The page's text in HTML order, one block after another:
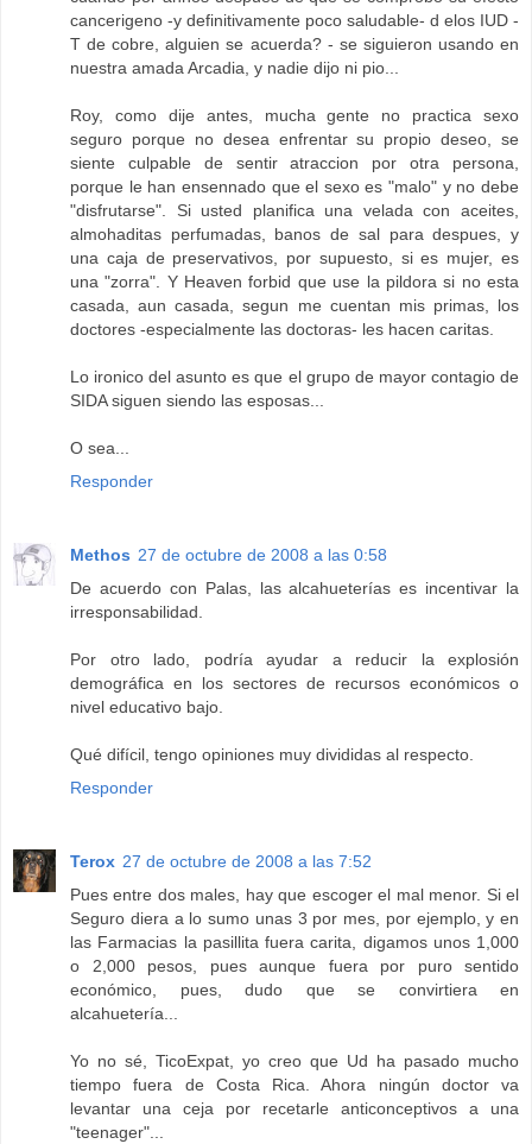
cancerigeno -y definitivamente poco saludable- d elos IUD -
T de cobre, alguien se acuerda? - se siguieron usando en
nuestra amada Arcadia, y nadie dijo ni pio...
Roy, como dije antes, mucha gente no practica sexo
seguro porque no desea enfrentar su propio deseo, se
siente culpable de sentir atraccion por otra persona,
porque le han ensennado que el sexo es "malo" y no debe
"disfrutarse". Si usted planifica una velada con aceites,
almohaditas perfumadas, banos de sal para despues, y
una caja de preservativos, por supuesto, si es mujer, es
una "zorra". Y Heaven forbid que use la pildora si no esta
casada, aun casada, segun me cuentan mis primas, los
doctores -especialmente las doctoras- les hacen caritas.
Lo ironico del asunto es que el grupo de mayor contagio de
SIDA siguen siendo las esposas...
O sea...
Responder
Methos 27 de octubre de 2008 a las 0:58
De acuerdo con Palas, las alcahueterías es incentivar la
irresponsabilidad.
Por otro lado, podría ayudar a reducir la explosión
demográfica en los sectores de recursos económicos o
nivel educativo bajo.
Qué difícil, tengo opiniones muy divididas al respecto.
Responder
Terox 27 de octubre de 2008 a las 7:52
Pues entre dos males, hay que escoger el mal menor. Si el
Seguro diera a lo sumo unas 3 por mes, por ejemplo, y en
las Farmacias la pasillita fuera carita, digamos unos 1,000
o 2,000 pesos, pues aunque fuera por puro sentido
económico, pues, dudo que se convirtiera en
alcahuetería...
Yo no sé, TicoExpat, yo creo que Ud ha pasado mucho
tiempo fuera de Costa Rica. Ahora ningún doctor va
levantar una ceja por recetarle anticonceptivos a una
"teenager"...